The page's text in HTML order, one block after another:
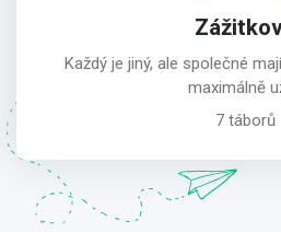
Každý je jiný, ale společné
maximálně
7 táborů